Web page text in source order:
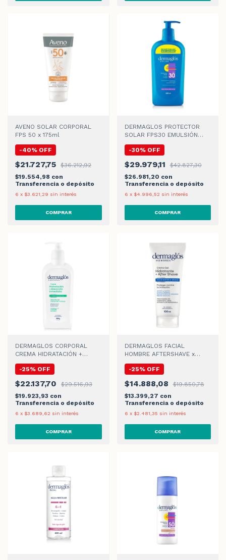
AVENO SOLAR CORPORAL
FPS 50 x 175ml
-40% OFF
$21.727,75
$36.212,92
$19.554,98 con
Transferencia o depósito
6 x $3.621,29 sin interés
DERMAGLOS PROTECTOR
SOLAR FPS30 EMULSIÓN
-30% OFF
$29.979,11
$42.827,30
$26.981,20 con
Transferencia o depósito
6 x $4.996,52 sin interés
DERMAGLOS CORPORAL
CREMA HIDRATACIÓN +
ABSORCIÓN INMEDIATA x
300ml
-25% OFF
$22.137,70
$29.516,93
$19.923,93 con
Transferencia o depósito
6 x $3.689,62 sin interés
DERMAGLOS FACIAL
HOMBRE AFTERSHAVE x
100ml
-25% OFF
$14.888,08
$19.850,78
$13.399,27 con
Transferencia o depósito
6 x $2.481,35 sin interés